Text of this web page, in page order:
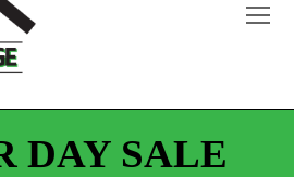
DAY SALE